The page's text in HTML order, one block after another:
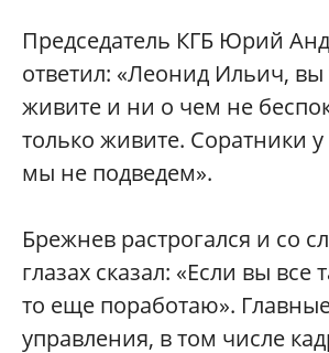
Председатель КГБ Юрий
ответил: «Леонид Ильич, вы
живите и ни о чем не
только живите. Соратники у
мы не подведем».
Брежнев растрогался и со
глазах сказал: «Если вы все
то еще поработаю».
управления, в том числе